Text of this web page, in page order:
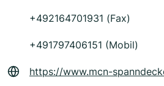
+492164701931 (Fax)
+491797406151 (Mobil)
https://www.mcn-